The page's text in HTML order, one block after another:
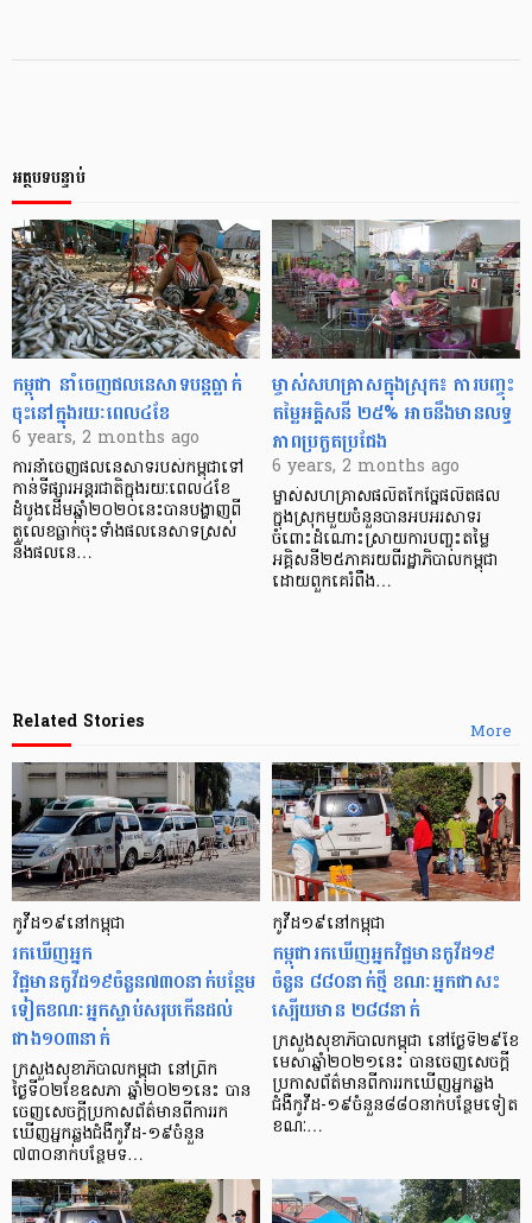
អត្ថបទបន្ទាប់
កម្ពុជា នាំចេញផលនេសាទបន្តធ្លាក់
ចុះនៅក្នុងរយៈពេល៤ខែ
6 years, 2 months ago
ការនាំចេញផលនេសាទរបស់កម្ពុជាទៅ
កាន់ទីផ្សារអន្តរជាតិក្នុងរយៈពេល៤ខែ
ដំបូងដើមឆ្នាំ២០២០នេះបានបង្ហាញពី
តួលេខធ្លាក់ចុះទាំងផលនេសាទស្រស់
និងផលនេ…
ម្ចាស់សហគ្រាសក្នុងស្រុក៖ ការបញ្ចុះ
តម្លៃអគ្គិសនី ២៥% អាចនឹងមានលទ្ធ
ភាពប្រកួតប្រជែង
6 years, 2 months ago
ម្ចាស់សហគ្រាសផលិតកែច្នៃផលិតផល
ក្នុងស្រុកមួយចំនួនបានអបអរសាទរ
ចំពោះដំណោះស្រាយការបញ្ចុះតម្លៃ
អគ្គិសនី២៥ភាគរយពីរដ្ឋាភិបាលកម្ពុជា
ដោយពួកគេរំពឹង…
More
Related Stories
កូវីដ១៩នៅកម្ពុជា
រកឃើញអ្នក
វិជ្ជមានកូវីដ១៩ចំនួន៧៣០នាក់បន្ថែម
ទៀតខណៈអ្នកស្លាប់សរុបកើនដល់
ជាង១០៣នាក់
ក្រសួងសុខាភិបាលកម្ពុជា នៅព្រឹក
ថ្ងៃទី០២ខែឧសភា ឆ្នាំ២០២១នេះ បាន
ចេញសេចក្តីប្រកាសព័ត៌មានពីការរក
ឃើញអ្នកឆ្លងជំងឺកូវីដ-១៩ចំនួន
៧៣០នាក់បន្ថែមទ…
កូវីដ១៩នៅកម្ពុជា
កម្ពុជា​រក​ឃើញ​អ្នក​វិជ្ជមាន​កូវីដ១៩
ចំនួន ៨៨០នាក់​ថ្មី ខណៈ​អ្នកជាសះ​
ស្បើយ​មាន ២៨៨នាក់
ក្រសួងសុខាភិបាលកម្ពុជា នៅថ្ងៃទី២៩ខែ
មេសាឆ្នាំ២០២១នេះ បានចេញសេចក្តី
ប្រកាសព័ត៌មានពីការរកឃើញអ្នកឆ្លង
ជំងឺកូវីដ-១៩ចំនួន៨៨០នាក់បន្ថែមទៀត
ខណៈ…